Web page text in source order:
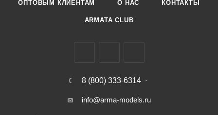
ОПТОВЫМ КЛИЕНТАМ О НАС КОНТАКТЫ
ARMATA CLUB
8 (800) 333-6314
info@arma-models.ru